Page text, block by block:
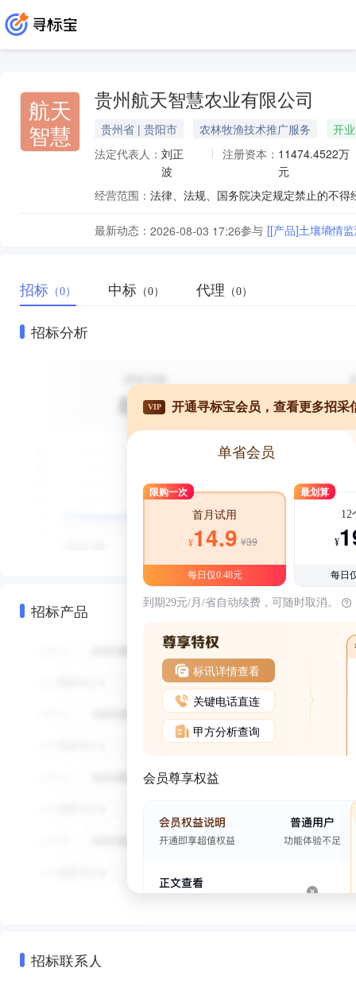
航天
智慧
贵州航天智慧农业有限公司
贵州省 | 贵阳市 农林牧渔技术推广服务
开业
法定代表人： 刘正
波
注册资本： 11474.4522万
元
经营范围：
最新动态： 2026-08-03 17:26参与 [[产品]土壤墒情
招标 （0） 中标 （0） 代理 （0）
招标分析
招标产品
VIP 开通寻标宝会员，查看更多招采
单省会员
限购一次
首月试用
¥14.9 ¥39
每日仅0.48元
最划算
12
¥
每日
到期29元/月/省自动续费，可随时取消。
标讯详情查看
关键电话直连
甲方分析查询
会员尊享权益
招标联系人